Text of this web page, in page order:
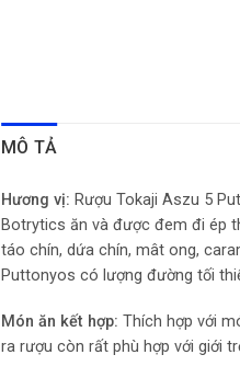
MÔ TẢ
Hương vị: Rượu Tokaji Aszu 5
Botrytics ăn và được đem đi ép
táo chín, dứa chín, mât ong,
Puttonyos có lượng đường tối
Món ăn kết hợp: Thích hợp với
ra rượu còn rất phù hợp với giới